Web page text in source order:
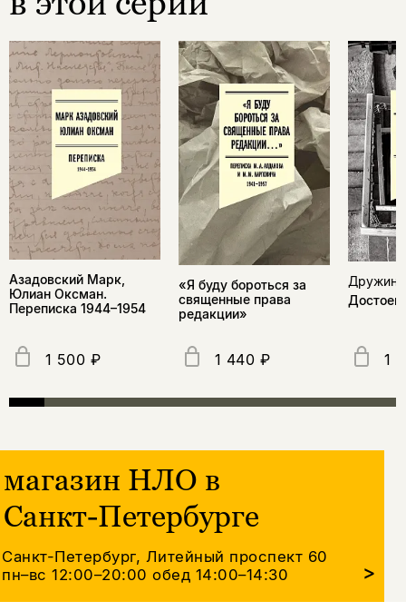
Азадовский Марк,
Юлиан Оксман.
Переписка 1944–1954
1 500 ₽
«Я буду бороться за
священные права
редакции»
1 440 ₽ 1
магазин НЛО в
Санкт-Петербурге
Санкт-Петербург, Литейный проспект 60
пн–вс 12:00–20:00обед 14:00–14:30 >